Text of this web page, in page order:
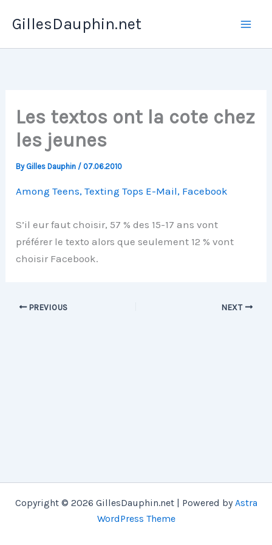
GillesDauphin.net
Les textos ont la cote chez
les jeunes
By Gilles Dauphin / 07.06.2010
Among Teens, Texting Tops E-Mail, Facebook
S’il eur faut choisir, 57 % des 15-17 ans vont
préférer le texto alors que seulement 12 % vont
choisir Facebook.
PREVIOUS NEXT
Copyright © 2026 GillesDauphin.net | Powered byAstra
WordPress Theme